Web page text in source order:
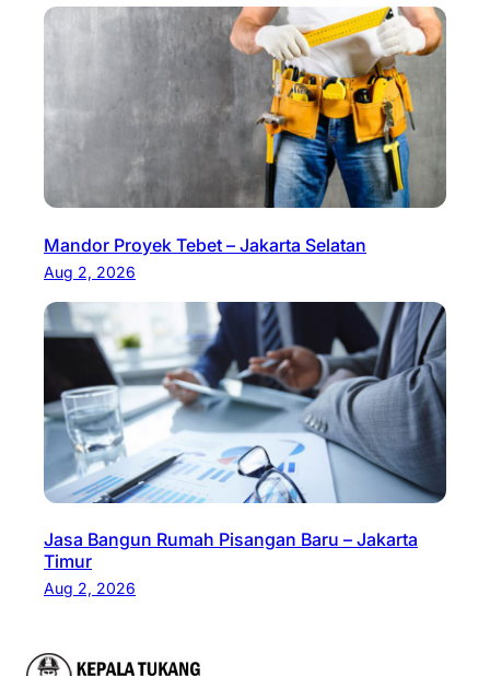
Mandor Proyek Tebet – Jakarta Selatan
Aug 2, 2026
Jasa Bangun Rumah Pisangan Baru – Jakarta
Timur
Aug 2, 2026